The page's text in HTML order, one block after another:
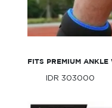
FITS PREMIUM
IDR 303000
FITS Premium
IDR 303000